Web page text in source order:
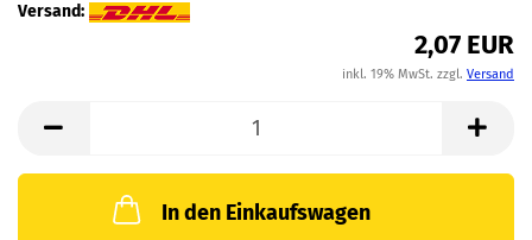
Versand:
2,07 EUR
inkl. 19% MwSt. zzgl. Versand
In den Einkaufswagen